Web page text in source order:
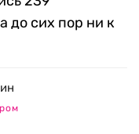
до сих пор ни к